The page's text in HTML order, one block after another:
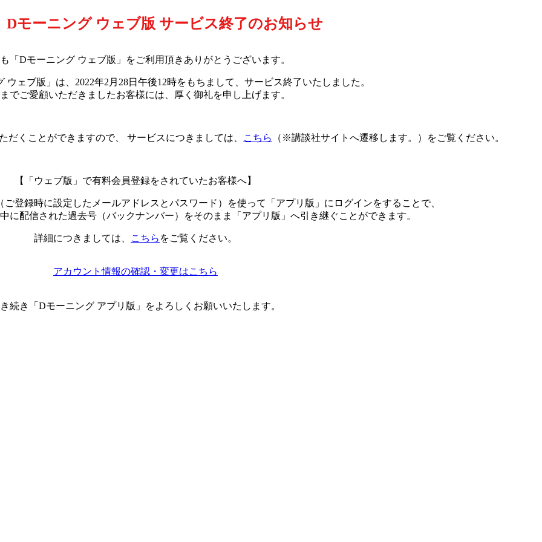
Dモーニング ウェブ版 サービス終了のお知らせ
「Dモーニング ウェブ版」をご利用頂きありがとうございます。
ウェブ版」は、2022年2月28日午後12時をもちまして、サービス終了いたしました。
でご愛顧いただきましたお客様には、厚く御礼を申し上げます。
だくことができますので、 サービスにつきましては、 こちら （※講談社サイトへ遷移します。）をご覧ください。
【「ウェブ版」で有料会員登録をされていたお客様へ】
登録時に設定したメールアドレスとパスワード）を使って「アプリ版」にログインをすることで、
に配信された過去号（バックナンバー）をそのまま「アプリ版」へ引き継ぐことができます。
詳細につきましては、 こちら をご覧ください。
アカウント情報の確認・変更はこちら
続き「Dモーニング アプリ版」をよろしくお願いいたします。